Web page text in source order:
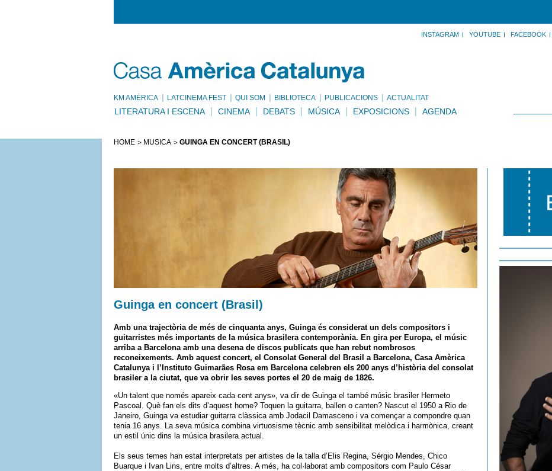
INSTAGRAM YOUTUBE FACEBOOK
KM AMÈRICA LATCINEMA FEST QUI SOM BIBLIOTECA PUBLICACIONS ACTUALITAT
LITERATURA I ESCENA CINEMA DEBATS MÚSICA EXPOSICIONS AGENDA
HOME MÚSICA GUINGA EN CONCERT (BRASIL)
Guinga en concert (Brasil)
Amb una trajectòria de més de cinquanta anys, Guingaés considerat un dels compositors i
guitarristes més importants de la música brasilera contemporània. En gira per Europa, el músic
arriba a Barcelona amb una desena de discos publicats que han rebut nombrosos
reconeixements. Amb aquest concert, el Consolat General del Brasil a Barcelona, Casa Amèrica
Catalunyai l’ Instituto Guimarães Rosa em Barcelonacelebren els 200 anys d’història del consolat
brasiler a la ciutat, que va obrir les seves portes el 20 de maig de 1826.
«Un talent que només apareix cada cent anys», va dir de Guinga el també músic brasiler Hermeto
Pascoal. Què fan els dits d’aquest home? Toquen la guitarra, ballen o canten? Nascut el 1950 a Rio de
Janeiro, Guinga va estudiar guitarra clàssica amb Jodacil Damasceno i va començar a compondre quan
tenia 16 anys. La seva música combina virtuosisme tècnic amb sensibilitat melòdica i harmònica, creant
un estil únic dins la música brasilera actual.
Els seus temes han estat interpretats per artistes de la talla d’Elis Regina, Sérgio Mendes, Chico
Buarque i Ivan Lins, entre molts d’altres. A més, ha col·laborat amb compositors com Paulo César